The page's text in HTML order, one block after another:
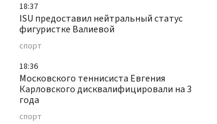
18:37
ISU предоставил нейтральный статус
фигуристке Валиевой
спорт
18:36
Московского теннисиста Евгения
Карловского дисквалифицировали на 3
года
спорт